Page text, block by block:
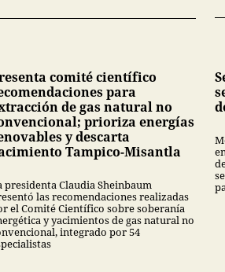
comité científico
para
de gas natural no
prioriza energías
y descarta
Tampico-Misantla
presidenta Claudia Sheinbaum
las recomendaciones realizadas
el Comité Científico sobre soberanía
y yacimientos de gas natural no
integrado por 54